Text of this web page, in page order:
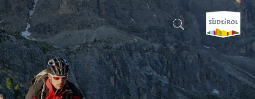
SUCHEN & BUCHEN
ENTDECKE SÜDTIROL